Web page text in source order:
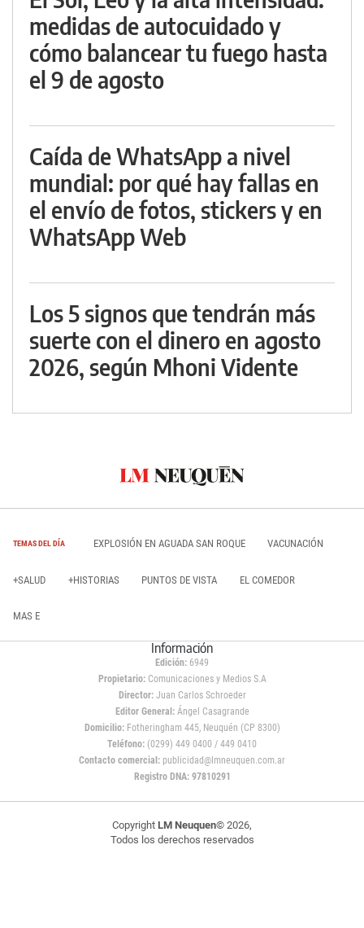
medidas de autocuidado y
cómo balancear tu fuego hasta
el 9 de agosto
Caída de WhatsApp a nivel
mundial: por qué hay fallas en
el envío de fotos, stickers y en
WhatsApp Web
Los 5 signos que tendrán más
suerte con el dinero en agosto
2026, según Mhoni Vidente
TEMAS DEL DÍA EXPLOSIÓN EN AGUADA SAN ROQUE VACUNACIÓN
+SALUD +HISTORIAS PUNTOS DE VISTA EL COMEDOR
MAS E
Información
Edición: 6949
Propietario:Comunicaciones y Medios S.A
Director: Juan Carlos Schroeder
Editor General:Ángel Casagrande
Domicilio:Fotheringham 445, Neuquén (CP 8300)
Teléfono: (0299) 449 0400 / 449 0410
Contacto comercial: publicidad@lmneuquen.com.ar
Registro DNA: 97810291
Copyright LM Neuquen© 2026,
Todos los derechos reservados